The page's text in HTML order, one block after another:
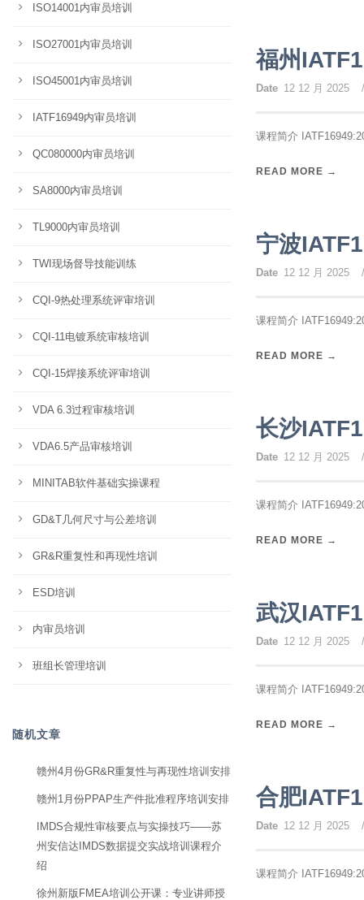
福州
Date 12 12 月 2025 /
课程简介
READ MORE →
宁波
Date 12 12 月 2025 /
课程简介
READ MORE →
长沙
Date 12 12 月 2025 /
课程简介
READ MORE →
武汉
Date 12 12 月 2025 /
课程简介
READ MORE →
合肥
Date 12 12 月 2025 /
课程简介
ISO14001内审员培训
ISO27001内审员培训
ISO45001内审员培训
IATF16949内审员培训
QC080000内审员培训
SA8000内审员培训
TL9000内审员培训
TWI现场督导技能训练
CQI-9热处理系统评审培训
CQI-11电镀系统审核培训
CQI-15焊接系统评审培训
VDA 6.3过程审核培训
VDA6.5产品审核培训
MINITAB软件基础实操课程
GD&T几何尺寸与公差培训
GR&R重复性和再现性培训
ESD培训
内审员培训
班组长管理培训
随机文章
赣州4月份GR&R重复性与再现性培训安排
赣州1月份PPAP生产件批准程序培训安排
IMDS合规性审核要点与实操技巧——苏
州安信达IMDS数据提交实战培训课程介
绍
徐州新版FMEA培训公开课：专业讲师授